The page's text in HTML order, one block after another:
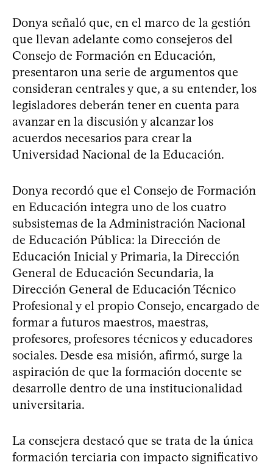
Donya señaló que, en el marco de la gestión
que llevan adelante como consejeros del
Consejo de Formación en Educación,
presentaron una serie de argumentos que
consideran centrales y que, a su entender, los
legisladores deberán tener en cuenta para
avanzar en la discusión y alcanzar los
acuerdos necesarios para crear la
Universidad Nacional de la Educación.
Donya recordó que el Consejo de Formación
en Educación integra uno de los cuatro
subsistemas de la Administración Nacional
de Educación Pública: la Dirección de
Educación Inicial y Primaria, la Dirección
General de Educación Secundaria, la
Dirección General de Educación Técnico
Profesional y el propio Consejo, encargado de
formar a futuros maestros, maestras,
profesores, profesores técnicos y educadores
sociales. Desde esa misión, afirmó, surge la
aspiración de que la formación docente se
desarrolle dentro de una institucionalidad
universitaria.
La consejera destacó que se trata de la única
formación terciaria con impacto significativo